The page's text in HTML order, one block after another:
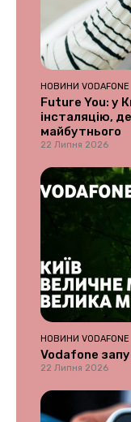
НОВИНИ VODAFONE
Future You: у
інсталяцію,
майбутнього
22 Липня 2026
НОВИНИ VODAFONE
Vodafone
22 Липня 2026